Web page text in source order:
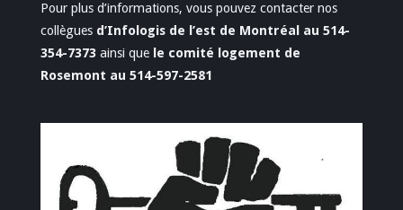
Pour plus d’informations, vous pouvez contacter nos
collègues d’Infologis de l’est de Montréal au 514-
354-7373 ainsi que le comité logement de
Rosemont au 514-597-2581